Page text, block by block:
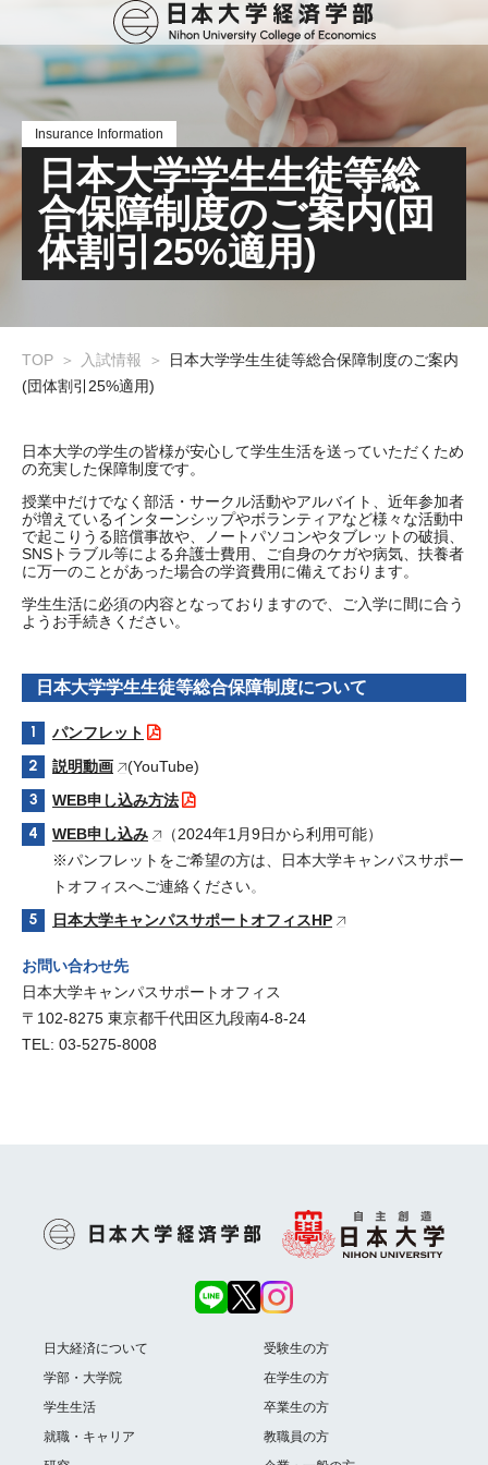
Insurance Information
日本大学学生生徒等総
合保障制度のご案内(団
体割引25%適用)
TOP 入試情報
日本大学学生生徒等総合保障制度のご案内
(団体割引25%適用)
日本大学の学生の皆様が安心して学生生活を送っていただくため
の充実した保障制度です。
授業中だけでなく部活・サークル活動やアルバイト、近年参加者
が増えているインターンシップやボランティアなど様々な活動中
で起こりうる賠償事故や、ノートパソコンやタブレットの破損、
SNSトラブル等による弁護士費用、ご自身のケガや病気、扶養者
に万一のことがあった場合の学資費用に備えております。
学生生活に必須の内容となっておりますので、ご入学に間に合う
ようお手続きください。
日本大学学生生徒等総合保障制度について
パンフレット
説明動画
(YouTube)
WEB申し込み方法
WEB申し込み
（2024年1月9日から利用可能）
※パンフレットをご希望の方は、日本大学キャンパスサポー
トオフィスへご連絡ください。
日本大学キャンパスサポートオフィスHP
お問い合わせ先
日本大学キャンパスサポートオフィス
〒102-8275 東京都千代田区九段南4-8-24
TEL: 03-5275-8008
日大経済について
学部・大学院
学生生活
就職・キャリア
受験生の方
在学生の方
卒業生の方
教職員の方